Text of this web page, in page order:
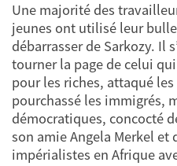
Une majorité des
jeunes ont utilisé leur
débarrasser de Sarkozy. Il
tourner la page de celui
pour les riches, attaqué
pourchassé les immigrés,
démocratiques, concocté
son amie Angela Merkel et
impérialistes en Afrique